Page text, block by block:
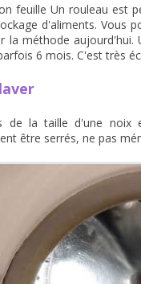
feuille Un rouleau est
d'aliments. Vous
la méthode aujourd'hui.
6 mois. C'est très
de la taille d'une noix
être serrés, ne pas